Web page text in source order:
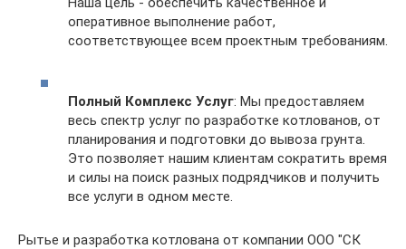
оперативное выполнение работ,
соответствующее всем проектным требованиям.
Полный Комплекс Услуг: Мы предоставляем
весь спектр услуг по разработке котлованов, от
планирования и подготовки до вывоза грунта.
Это позволяет нашим клиентам сократить время
и силы на поиск разных подрядчиков и получить
все услуги в одном месте.
Рытье и разработка котлована от компании ООО "СК